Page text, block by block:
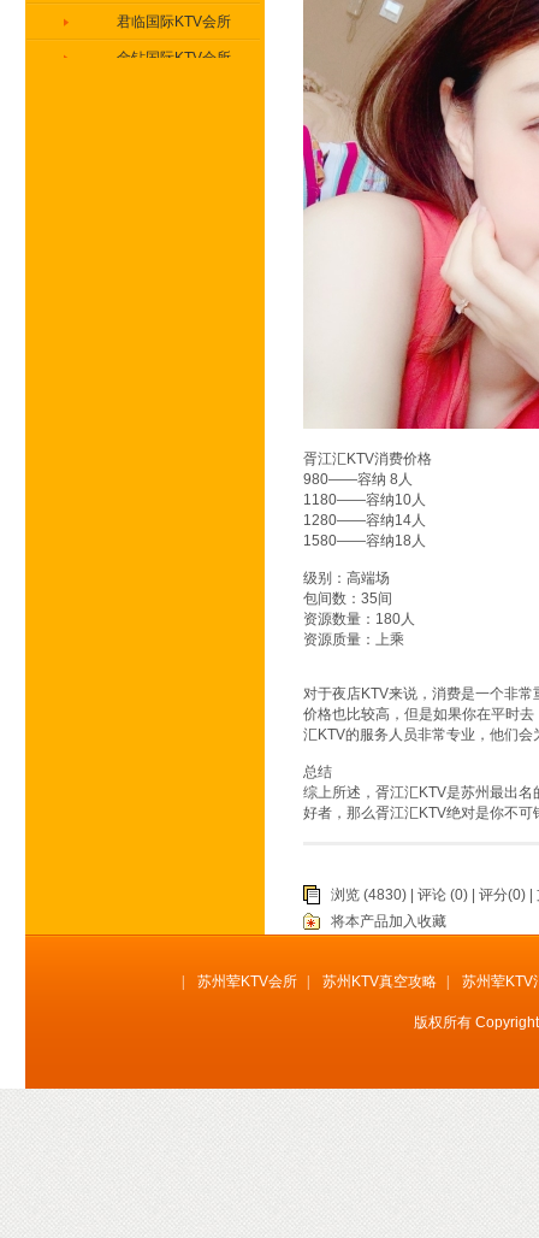
胥江汇KTV消费价格
980——容纳 8人
1180——容纳10人
1280——容纳14人
1580——容纳18人
级别：高端场
包间数：35间
资源数量：180人
资源质量：上乘
对于夜店KTV来说，消费是一个非
价格也比较高，但是如果你在平时
汇KTV的服务人员非常专业，他们
总结
综上所述，胥江汇KTV是苏州最出
好者，那么胥江汇KTV绝对是你不可
浏览 (4830) | 评论 (0) | 评分(0) |
将本产品加入收藏
君临国际KTV会所
金钻国际KTV会所
版权所有
苏州荤KTV会所 苏州KTV真空攻略 苏州荤KTV